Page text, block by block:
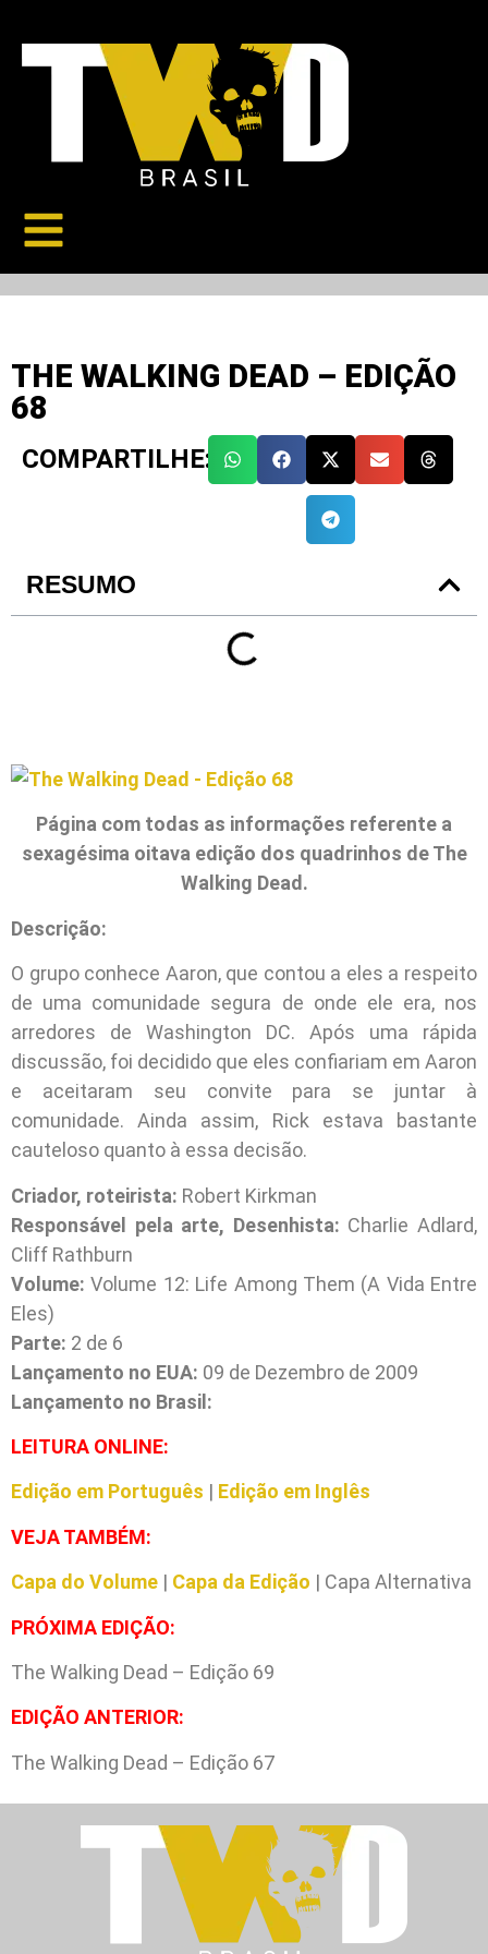
THE WALKING DEAD – EDIÇÃO
68
COMPARTILHE:
RESUMO
Página com todas as informações referente a
sexagésima oitava edição dos quadrinhos de The
Walking Dead.
Descrição:
O grupo conhece Aaron, que contou a eles a respeito
de uma comunidade segura de onde ele era, nos
arredores de Washington DC. Após uma rápida
discussão, foi decidido que eles confiariam em Aaron
e aceitaram seu convite para se juntar à
comunidade. Ainda assim, Rick estava bastante
cauteloso quanto à essa decisão.
Criador, roteirista: Robert Kirkman
Responsável pela arte, Desenhista: Charlie Adlard,
Cliff Rathburn
Volume: Volume 12: Life Among Them (A Vida Entre
Eles)
Parte: 2 de 6
Lançamento no EUA: 09 de Dezembro de 2009
Lançamento no Brasil:
LEITURA ONLINE:
Edição em Português | Edição em Inglês
VEJA TAMBÉM:
Capa do Volume | Capa da Edição | Capa Alternativa
PRÓXIMA EDIÇÃO:
The Walking Dead – Edição 69
EDIÇÃO ANTERIOR:
The Walking Dead – Edição 67